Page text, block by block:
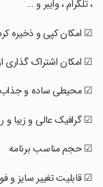
، تلگرام ، وایبر و ...
‏☑ امکان کپی و ذخیره
‏☑ امکان اشتراک گذاری
‏☑ محیطی ساده و جذاب
‏☑ گرافیک عالی و زیبا و
‏☑ حجم مناسب برنامه
‏☑ قابلیت تغییر سایز و